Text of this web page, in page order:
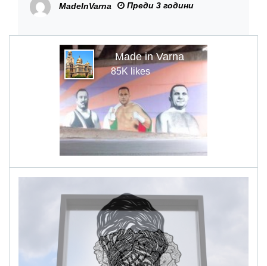
MadeInVarna Преди 3 години
Made in Varna
85K likes